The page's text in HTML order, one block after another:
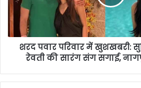
शरद पवार परिवार में खुशखबरी:
रेवती की सारंग संग सगाई,